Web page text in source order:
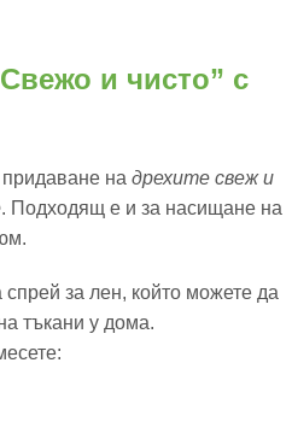
и чисто” с
придаване на дрехите свеж и
. Подходящ е и за насищане на
за лен, който можете да
тъкани у дома.